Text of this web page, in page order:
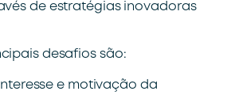
de estratégias inovadoras
desafios são:
e motivação da